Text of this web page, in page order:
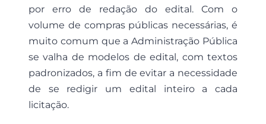
por erro de redação do edital. Com o
volume de compras públicas necessárias, é
muito comum que a Administração Pública
se valha de modelos de edital, com textos
padronizados, a fim de evitar a necessidade
de se redigir um edital inteiro a cada
licitação.